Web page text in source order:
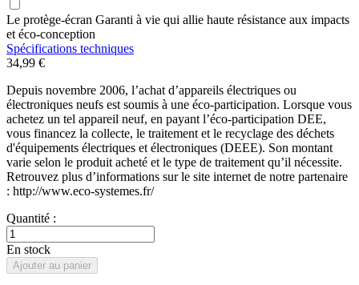
sur
5,
valeur
de
la
note
moyenne.
Read
21
Reviews.
Lien
sur
la
même
page.
Le protège-écran Garanti à vie qui allie haute résistance aux impacts
et éco-conception​
Spécifications techniques
34,99 €
Depuis novembre 2006, l’achat d’appareils électriques ou
électroniques neufs est soumis à une éco-participation. Lorsque vous
achetez un tel appareil neuf, en payant l’éco-participation DEE,
vous financez la collecte, le traitement et le recyclage des déchets
d'équipements électriques et électroniques (DEEE). Son montant
varie selon le produit acheté et le type de traitement qu’il nécessite.
Retrouvez plus d’informations sur le site internet de notre partenaire
: http://www.eco-systemes.fr/
Quantité :
En stock
Ajouter au panier